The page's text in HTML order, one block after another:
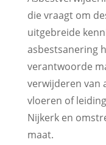
die vraagt om
uitgebreide
asbestsanering
verantwoorde
verwijderen van
vloeren of
Nijkerk en
maat.